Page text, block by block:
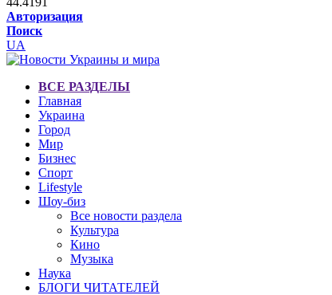
Авторизация
Поиск
UA
ВСЕ РАЗДЕЛЫ
Главная
Украина
Город
Мир
Бизнес
Спорт
Lifestyle
Шоу-биз
Все новости раздела
Культура
Кино
Музыка
Наука
БЛОГИ ЧИТАТЕЛЕЙ